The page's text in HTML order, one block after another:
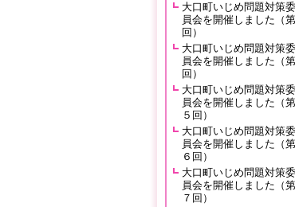
大口町いじめ問題対策委
員会を開催しました（
回）
大口町いじめ問題対策委
員会を開催しました（
回）
大口町いじめ問題対策委
員会を開催しました（第
５回）
大口町いじめ問題対策委
員会を開催しました（第
６回）
大口町いじめ問題対策委
員会を開催しました（第
７回）